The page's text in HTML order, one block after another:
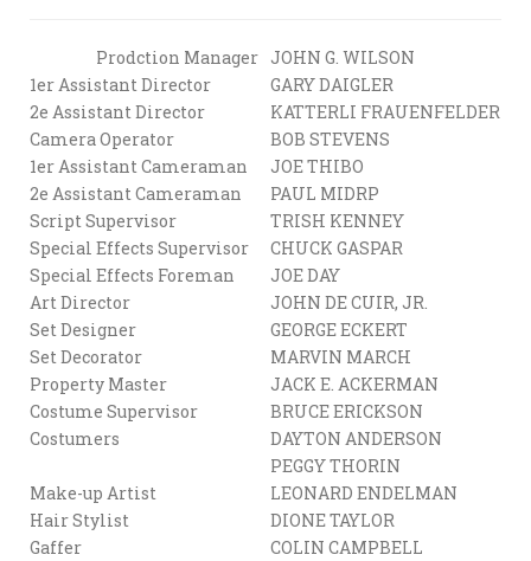
Prodction Manager JOHN G. WILSON
1er Assistant Director
GARY DAIGLER
2e Assistant Director
KATTERLI FRAUENFELDER
Camera Operator
BOB STEVENS
1er Assistant Cameraman
JOE THIBO
2e Assistant Cameraman
PAUL MIDRP
Script Supervisor
TRISH KENNEY
Special Effects Supervisor
CHUCK GASPAR
Special Effects Foreman
JOE DAY
Art Director
JOHN DE CUIR, JR.
Set Designer
GEORGE ECKERT
Set Decorator
MARVIN MARCH
Property Master
JACK E. ACKERMAN
Costume Supervisor
BRUCE ERICKSON
Costumers
DAYTON ANDERSON
PEGGY THORIN
Make-up Artist
LEONARD ENDELMAN
Hair Stylist
DIONE TAYLOR
Gaffer
COLIN CAMPBELL